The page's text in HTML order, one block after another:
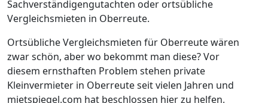
Sachverständigengutachten oder ortsübliche
Vergleichsmieten in Oberreute.
Ortsübliche Vergleichsmieten für Oberreute wären
zwar schön, aber wo bekommt man diese? Vor
diesem ernsthaften Problem stehen private
Kleinvermieter in Oberreute seit vielen Jahren und
mietspiegel.com hat beschlossen hier zu helfen.